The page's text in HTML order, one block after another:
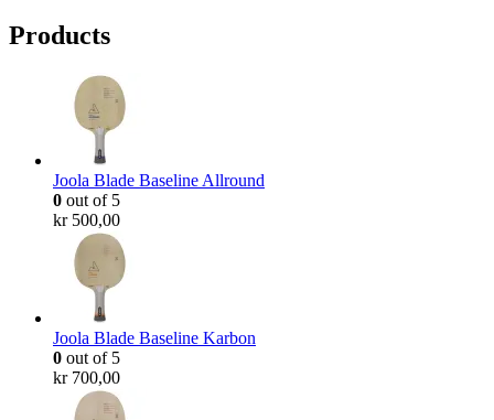
Products
Joola Blade Baseline Allround
0 out of 5
kr500,00
Joola Blade Baseline Karbon
0 out of 5
kr700,00